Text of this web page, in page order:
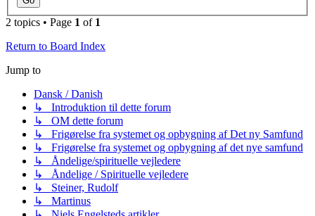
2 topics • Page 1 of 1
Return to Board Index
Jump to
Dansk / Danish
↳ Introduktion til dette forum
↳ OM dette forum
↳ Frigørelse fra systemet og opbygning af Det ny Samfund
↳ Frigørelse fra systemet og opbygning af det nye samfund
↳ Åndelige/spirituelle vejledere
↳ Åndelige / Spirituelle vejledere
↳ Steiner, Rudolf
↳ Martinus